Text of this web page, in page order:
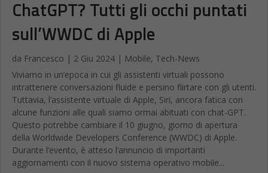
ChatGPT? Tutti gli occhi puntati
sull’WWDC di Apple
da Francesco | 2 Giu 2024 | Mobile, Tech-News
Viviamo in un’epoca in cui gli assistenti virtuali possono
intrattenere conversazioni fluide e persino flirtare con gli utenti.
Tuttavia, l’assistente virtuale di Apple, Siri, ancora fatica con
alcune funzioni alle quali siamo ormai abituati con chat-GPT.
Questo potrebbe cambiare il 10 giugno, giorno di apertura
della Worldwide Developers Conference (WWDC) di Apple.
Durante l’evento, è atteso l’annuncio di importanti
aggiornamenti con il nuovo sistema operativo mobile...